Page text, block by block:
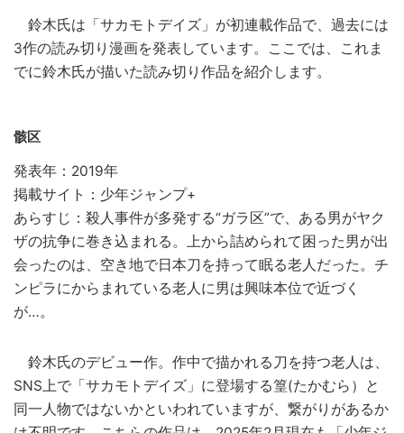
鈴木氏は「サカモトデイズ」が初連載作品で、過去には
3作の読み切り漫画を発表しています。ここでは、これま
でに鈴木氏が描いた読み切り作品を紹介します。
骸区
発表年：2019年
掲載サイト：少年ジャンプ+
あらすじ：殺人事件が多発する“ガラ区”で、ある男がヤク
ザの抗争に巻き込まれる。上から詰められて困った男が出
会ったのは、空き地で日本刀を持って眠る老人だった。チ
ンピラにからまれている老人に男は興味本位で近づく
が…。
鈴木氏のデビュー作。作中で描かれる刀を持つ老人は、
SNS上で「サカモトデイズ」に登場する篁(たかむら）と
同一人物ではないかといわれていますが、繋がりがあるか